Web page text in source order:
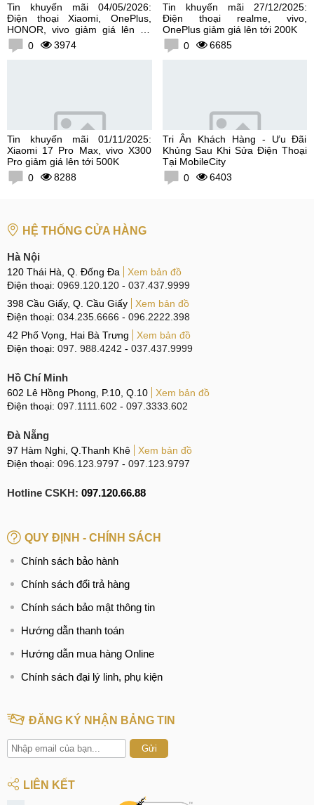
Tin khuyến mãi 04/05/2026:
Điện thoại Xiaomi, OnePlus,
HONOR, vivo giảm giá lên tới
300K0 3974
Tin khuyến mãi 27/12/2025:
Điện thoại realme, vivo,
OnePlus giảm giá lên tới 200K
0
6685
Tin khuyến mãi 01/11/2025:
Xiaomi 17 Pro Max, vivo X300
Pro giảm giá lên tới 500K
0
8288
Tri Ân Khách Hàng - Ưu Đãi
Khủng Sau Khi Sửa Điện Thoại
Tại MobileCity
0
6403
HỆ THỐNG CỬA HÀNG
Hà Nội
120 Thái Hà, Q. Đống Đa
Xem bản đồ
Điện thoại: 0969.120.120 - 037.437.9999
398 Cầu Giấy, Q. Cầu Giấy
Xem bản đồ
Điện thoại: 034.235.6666 - 096.2222.398
42 Phố Vọng, Hai Bà Trưng
Xem bản đồ
Điện thoại: 097. 988.4242 - 037.437.9999
Hồ Chí Minh
602 Lê Hồng Phong, P.10, Q.10
Xem bản đồ
Điện thoại: 097.1111.602 - 097.3333.602
Đà Nẵng
97 Hàm Nghi, Q.Thanh Khê
Xem bản đồ
Điện thoại: 096.123.9797 - 097.123.9797
Hotline CSKH: 097.120.66.88
QUY ĐỊNH - CHÍNH SÁCH
Chính sách bảo hành
Chính sách đổi trả hàng
Chính sách bảo mật thông tin
Hướng dẫn thanh toán
Hướng dẫn mua hàng Online
Chính sách đại lý linh, phụ kiện
ĐĂNG KÝ NHẬN BẢNG TIN
Gửi
LIÊN KẾT